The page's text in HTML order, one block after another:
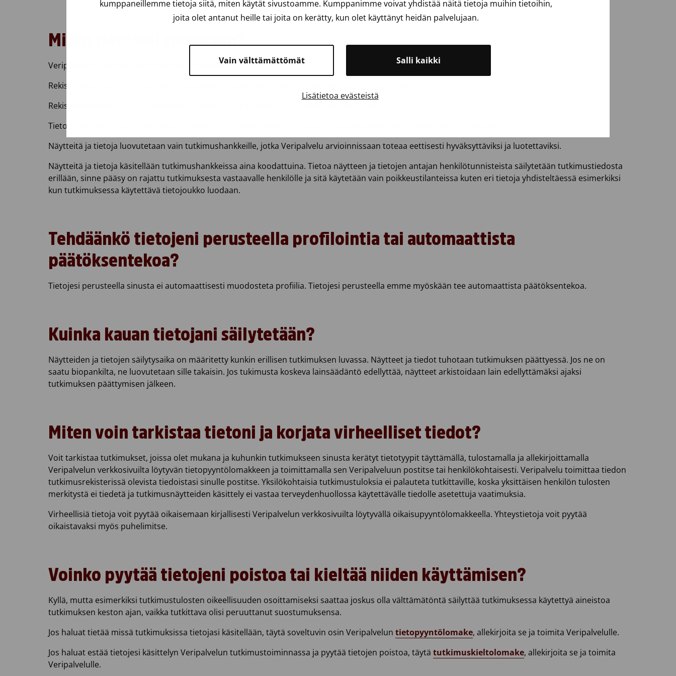
kumppaneillemme tietoja siitä, miten käytät sivustoamme. Kumppanimme voivat yhdistää näitä tietoja muihin tietoihin,
joita olet antanut heille tai joita on kerätty, kun olet käyttänyt heidän palvelujaan.
Vain välttämättömät Salli kaikki
Lisätietoa evästeistä
Miten tietojani suojataan?
Veripalvelun työntekijöitä koskee salassapitovelvollisuus.
Rekisteriin pääsy on rajattu käyttäjätunnuksin ja vain rekisteritietoja työtehtävissään tarvitseville.
Rekisterinäkymiä sekä tietojen lisäystä, muokkausta ja poistoa rajataan käyttöoikeuksin.
Tietoja sisältävät paperidokumentit säilytetään Veripalvelussa lukituissa kulkuvalvotuissa tiloissa sekä lukituissa kaapeissa.
Näytteitä ja tietoja luovutetaan vain tutkimushankkeille, jotka Veripalvelu arvioinnissaan toteaa eettisesti hyväksyttäviksi ja luotettaviksi.
Näytteitä ja tietoja käsitellään tutkimushankkeissa aina koodattuina. Tietoa näytteen ja tietojen antajan henkilötunnisteista säilytetään tutkimustiedosta
erillään, sinne pääsy on rajattu tutkimuksesta vastaavalle henkilölle ja sitä käytetään vain poikkeustilanteissa kuten eri tietoja yhdisteltäessä esimerkiksi
kun tutkimuksessa käytettävä tietojoukko luodaan.
Tehdäänkö tietojeni perusteella profilointia tai automaattista
päätöksentekoa?
Tietojesi perusteella sinusta ei automaattisesti muodosteta profiilia. Tietojesi perusteella emme myöskään tee automaattista päätöksentekoa.
Kuinka kauan tietojani säilytetään?
Näytteiden ja tietojen säilytysaika on määritetty kunkin erillisen tutkimuksen luvassa. Näytteet ja tiedot tuhotaan tutkimuksen päättyessä. Jos ne on
saatu biopankilta, ne luovutetaan sille takaisin. Jos tukimusta koskeva lainsäädäntö edellyttää, näytteet arkistoidaan lain edellyttämäksi ajaksi
tutkimuksen päättymisen jälkeen.
Miten voin tarkistaa tietoni ja korjata virheelliset tiedot?
Voit tarkistaa tutkimukset, joissa olet mukana ja kuhunkin tutkimukseen sinusta kerätyt tietotyypit täyttämällä, tulostamalla ja allekirjoittamalla
Veripalvelun verkkosivuilta löytyvän tietopyyntölomakkeen ja toimittamalla sen Veripalveluun postitse tai henkilökohtaisesti. Veripalvelu toimittaa tiedon
tutkimusrekisterissä olevista tiedoistasi sinulle postitse. Yksilökohtaisia tutkimustuloksia ei palauteta tutkittaville, koska yksittäisen henkilön tulosten
merkitystä ei tiedetä ja tutkimusnäytteiden käsittely ei vastaa terveydenhuollossa käytettävälle tiedolle asetettuja vaatimuksia.
Virheellisiä tietoja voit pyytää oikaisemaan kirjallisesti Veripalvelun verkkosivuilta löytyvällä oikaisupyyntölomakkeella. Yhteystietoja voit pyytää
oikaistavaksi myös puhelimitse.
Voinko pyytää tietojeni poistoa tai kieltää niiden käyttämisen?
Kyllä, mutta esimerkiksi tutkimustulosten oikeellisuuden osoittamiseksi saattaa joskus olla välttämätöntä säilyttää tutkimuksessa käytettyä aineistoa
tutkimuksen keston ajan, vaikka tutkittava olisi peruuttanut suostumuksensa.
Jos haluat tietää missä tutkimuksissa tietojasi käsitellään, täytä soveltuvin osin Veripalvelun tietopyyntölomake, allekirjoita se ja toimita Veripalvelulle.
Jos haluat estää tietojesi käsittelyn Veripalvelun tutkimustoiminnassa ja pyytää tietojen poistoa, täytä tutkimuskieltolomake, allekirjoita se ja toimita
Veripalvelulle.